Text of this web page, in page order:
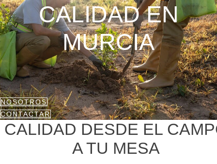
CALIDAD EN
MURCIA
NOSOTROS
CONTACTAR
CALIDAD DESDE EL
A TU MESA